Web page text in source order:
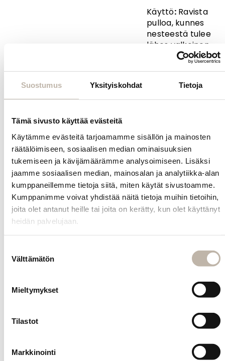
Suostumus Yksityiskohdat Tietoja
Tämä sivusto käyttää evästeitä
Käytämme evästeitä tarjoamamme sisällön ja mainosten
räätälöimiseen, sosiaalisen median ominaisuuksien
tukemiseen ja kävijämäärämme analysoimiseen. Lisäksi
jaamme sosiaalisen median, mainosalan ja analytiikka-alan
kumppaneillemme tietoja siitä, miten käytät sivustoamme.
Kumppanimme voivat yhdistää näitä tietoja muihin tietoihin,
joita olet antanut heille tai joita on kerätty, kun olet käyttänyt
heidän palvelujaan.
valinta
Välttämätön
Mieltymykset
Tilastot
Markkinointi
Käyttö:Ravista
pulloa, kunnes
nesteestä tulee
lähes valkoinen.
Sekoita 1 osa
vaalennusainetta
Dye Removeria
keskenään.
tai pyyhekuiviin
hiuksiin. Anna
vaikuttaa 5-45
minuuttia.
Lämpöä (37°C /
98,60°F) voi
käyttää.
Tarkkaile hiuksia
Massaa on hyvä
hiuksessa sekä
tarvittaessa
vaikutusajalla.
vedellä, pese
shampoolla ja
hoitoainetta.